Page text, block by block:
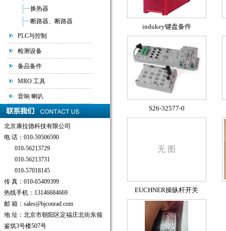
换热器
断路器、断路器
PLC与控制
检测设备
备品备件
MRO 工具
音响 喇叭
北京康拉德科技有限公司
电 话：010-59506590
010-56213729
010-56213731
010-57018145
传 真：010-65409399
热线手机：13146684669
邮 箱：sales@bjconrad.com
地 址：北京市朝阳区定福庄北街东领
鉴筑3号楼507号
indukey键盘备件
S26-32577-0
无 图
EUCHNER操纵杆开关